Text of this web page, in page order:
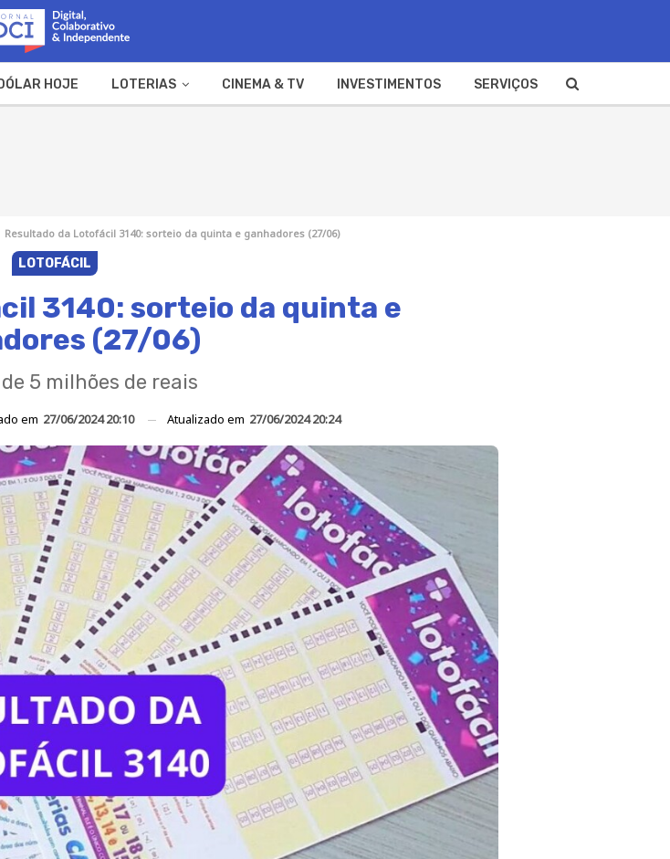
DÓLAR HOJE LOTERIAS CINEMA & TV INVESTIMENTOS SERVIÇOS
Resultado da Lotofácil 3140: sorteio da quinta e ganhadores (27/06)
LOTOFÁCIL
3140: sorteio da quinta e
(27/06)
5 milhões de reais
em 27/06/2024 20:10 Atualizado em 27/06/2024 20:24